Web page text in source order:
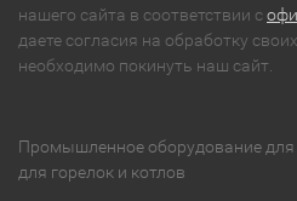
нашего сайта в соответствии с
даете согласия на обработку
необходимо покинуть наш сайт.
Промышленное оборудование для
для горелок и котлов